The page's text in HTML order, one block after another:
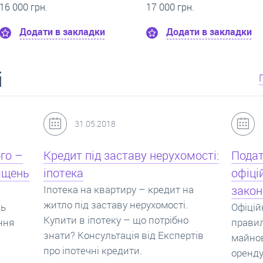
грн.
в закладки
Додати в закладки
24.07.2017
Податок з оренди квартири,
офіційний договір оренди та
законна здача житла
Офіційно здати квартиру в найм. Як
правильно укладати договір
майнового найму, який податок за
оренду квартири. Законно здати
ціни